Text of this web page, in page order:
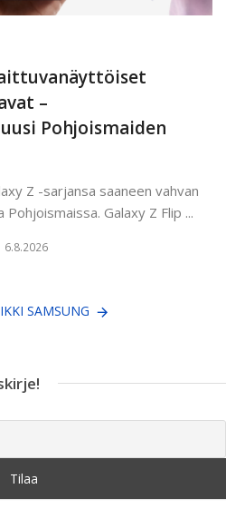
–
Pohjoismaiden
Z -sarjansa saaneen vahvan
Galaxy Z Flip ...
6.8.2026
SAMSUNG